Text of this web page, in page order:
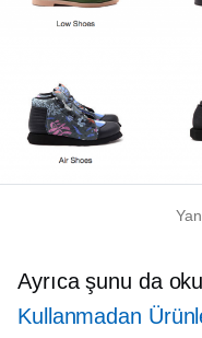
Ayrıca şunu da
Kullanmadan